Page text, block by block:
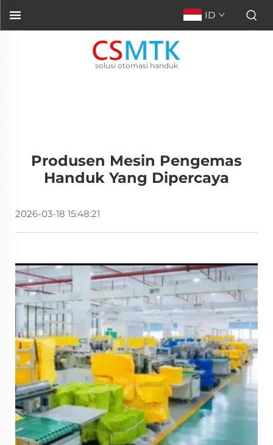
ID
solusi otomasi handuk
Produsen Mesin Pengemas
Handuk Yang Dipercaya
2026-03-18 15:48:21